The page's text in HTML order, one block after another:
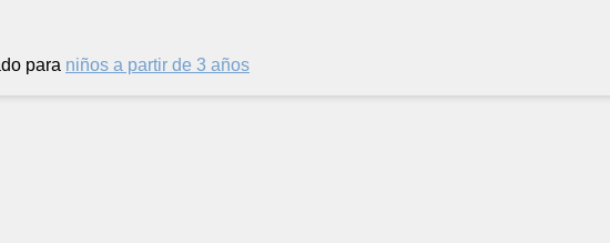
para niños a partir de 3 años